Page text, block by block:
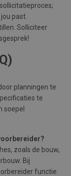
past.
Solliciteer
planningen te
te
soepel
zoals de bouw,
Bij
functie.